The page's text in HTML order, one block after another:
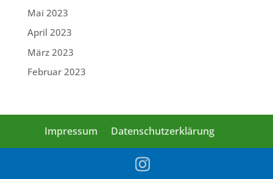
Mai 2023
April 2023
März 2023
Februar 2023
Impressum Datenschutzerklärung